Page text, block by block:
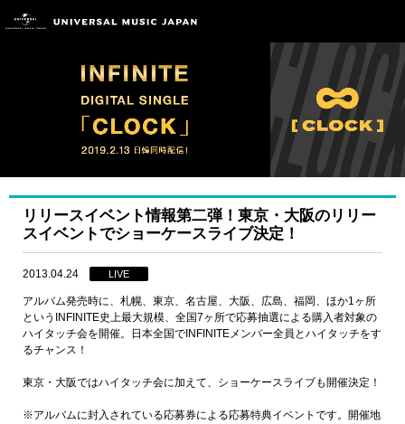
リリースイベント情報第二弾！東京・大阪のリリー
スイベントでショーケースライブ決定！
2013.04.24 LIVE
アルバム発売時に、札幌、東京、名古屋、大阪、広島、福岡、ほか1ヶ所
というINFINITE史上最大規模、全国7ヶ所で応募抽選による購入者対象の
ハイタッチ会を開催。日本全国でINFINITEメンバー全員とハイタッチをす
るチャンス！
東京・大阪ではハイタッチ会に加えて、ショーケースライブも開催決定！
※アルバムに封入されている応募券による応募特典イベントです。開催地